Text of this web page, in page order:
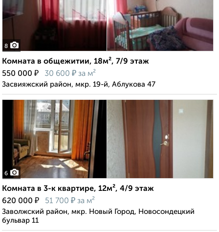
8
Комната в общежитии, 18м², 7/9 этаж
550 000 ₽ 30 600 ₽ за м²
Засвияжский район, мкр. 19-й, Аблукова 47
6
Комната в 3-к квартире, 12м², 4/9 этаж
620 000 ₽ 51 700 ₽ за м²
Заволжский район, мкр. Новый Город, Новосондецкий
бульвар 11